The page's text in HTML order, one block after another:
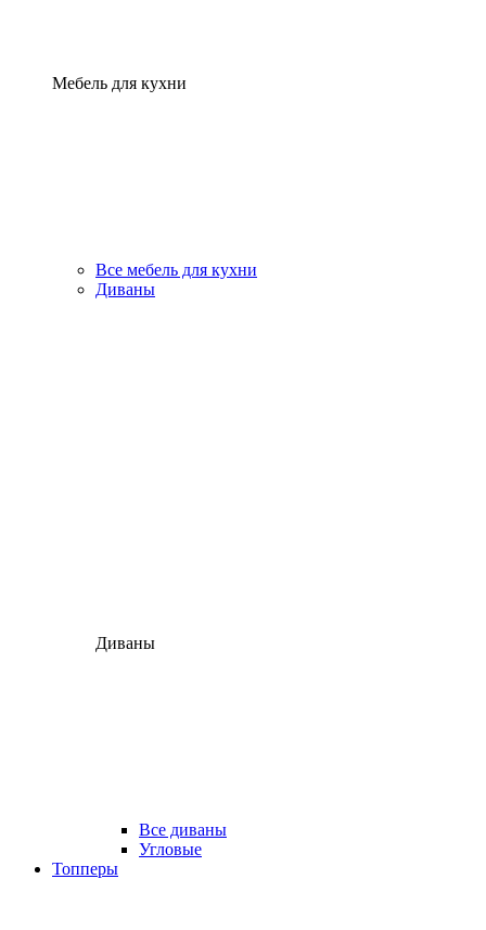
Мебель для кухни
Все мебель для кухни
Диваны
Диваны
Все диваны
Угловые
Топперы